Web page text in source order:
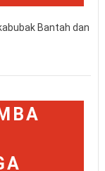
Bantah dan